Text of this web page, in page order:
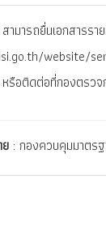
สามารถยื่นเอกสาร
website/
หรือติดต่อที่กองตรว
: กองควบคุมมาตร